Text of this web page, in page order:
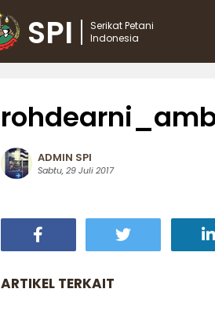
SPI
Serikat Petani
Indonesia
ADMIN SPI
Sabtu, 29 Juli 2017
ARTIKEL TERKAIT